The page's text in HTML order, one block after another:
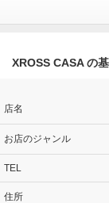
XROSS CASA の
店名
お店のジャンル
TEL
住所